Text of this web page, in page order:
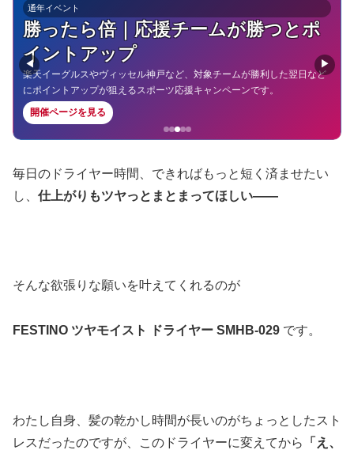
クーポン
楽天クーポン一覧｜お得なクーポン
を一気にチェック
いつでも使えるクーポンや期間限定クーポンをまとめて探せるページ。
お買い物前にチェックしておくと節約効果が高まります。
開催ページを見る
◀ ▶
毎日のドライヤー時間、できればもっと短く済ませたい
し、 仕上がりもツヤっとまとまってほしい――
そんな欲張りな願いを叶えてくれるのが
FESTINO ツヤモイスト ドライヤー SMHB-029 です。
わたし自身、髪の乾かし時間が長いのがちょっとしたスト
レスだったのですが、このドライヤーに変えてから
「え、